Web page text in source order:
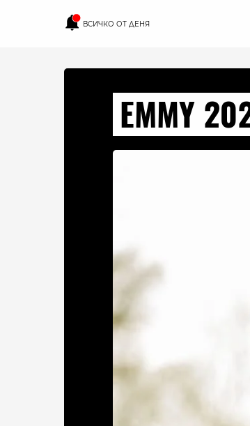
ВСИЧКО ОТ ДЕНЯ
EMMY